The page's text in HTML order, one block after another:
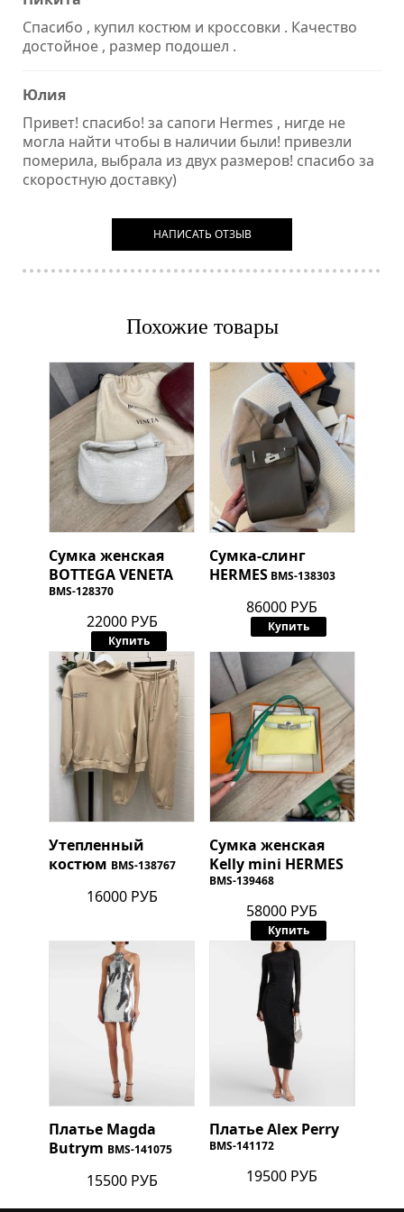
Спасибо , купил костюм и кроссовки . Качество
достойное , размер подошел .
Юлия
Привет! спасибо! за сапоги Hermes , нигде не
могла найти чтобы в наличии были! привезли
померила, выбрала из двух размеров! спасибо за
скоростную доставку)
НАПИСАТЬ ОТЗЫВ
Похожие товары
Сумка женская
BOTTEGA VENETA
BMS-128370
22000 РУБ
Купить
Сумка-слинг
HERMES BMS-138303
86000 РУБ
Купить
Утепленный
костюм BMS-138767
16000 РУБ
Сумка женская
Kelly mini HERMES
BMS-139468
58000 РУБ
Купить
Платье Magda
Butrym BMS-141075
15500 РУБ
Платье Alex Perry
BMS-141172
19500 РУБ